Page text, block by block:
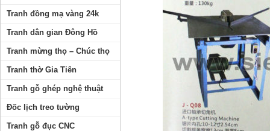
Tranh đồng mạ vàng 24k
Tranh dân gian Đông Hồ
Tranh mừng thọ – Chúc thọ
Tranh thờ Gia Tiên
Tranh gỗ ghép nghệ thuật
Đốc lịch treo tường
Tranh gỗ đục CNC